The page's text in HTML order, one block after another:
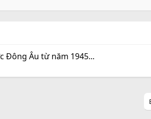
Đông Âu từ năm 1945...